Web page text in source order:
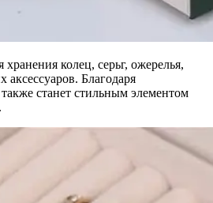
колец, серьг, ожерелья,
аксессуаров. Благодаря
станет стильным элементом